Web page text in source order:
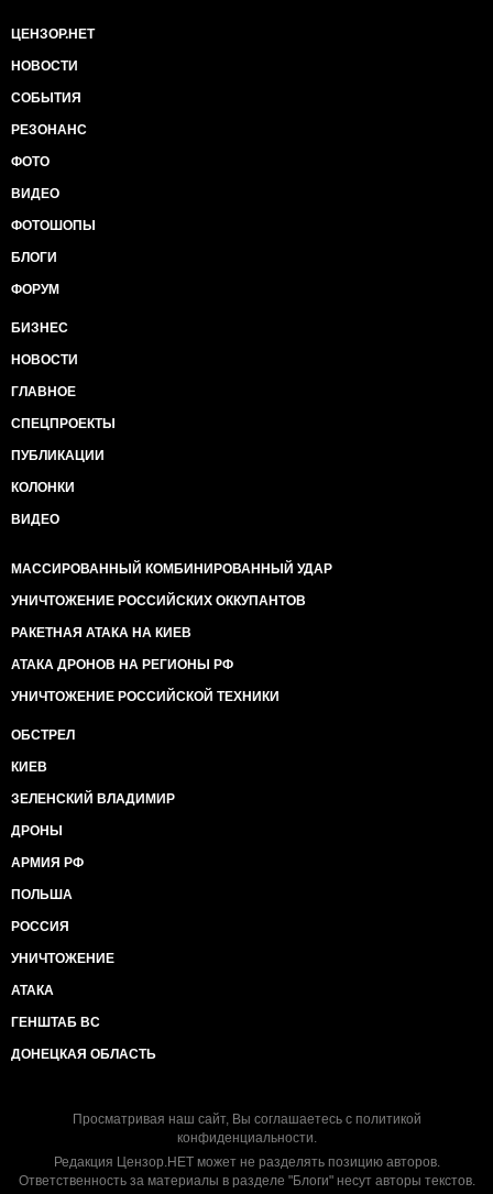
ЦЕНЗОР.НЕТ
НОВОСТИ
СОБЫТИЯ
РЕЗОНАНС
ФОТО
ВИДЕО
ФОТОШОПЫ
БЛОГИ
ФОРУМ
БИЗНЕС
НОВОСТИ
ГЛАВНОЕ
СПЕЦПРОЕКТЫ
ПУБЛИКАЦИИ
КОЛОНКИ
ВИДЕО
МАССИРОВАННЫЙ КОМБИНИРОВАННЫЙ УДАР
УНИЧТОЖЕНИЕ РОССИЙСКИХ ОККУПАНТОВ
РАКЕТНАЯ АТАКА НА КИЕВ
АТАКА ДРОНОВ НА РЕГИОНЫ РФ
УНИЧТОЖЕНИЕ РОССИЙСКОЙ ТЕХНИКИ
ОБСТРЕЛ
КИЕВ
ЗЕЛЕНСКИЙ ВЛАДИМИР
ДРОНЫ
АРМИЯ РФ
ПОЛЬША
РОССИЯ
УНИЧТОЖЕНИЕ
АТАКА
ГЕНШТАБ ВС
ДОНЕЦКАЯ ОБЛАСТЬ
Просматривая наш сайт, Вы соглашаетесь с политикой
конфиденциальности.
Редакция Цензор.НЕТ может не разделять позицию авторов.
Ответственность за материалы в разделе "Блоги" несут авторы текстов.